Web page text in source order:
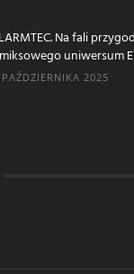
Na fali
uniwersum
2025